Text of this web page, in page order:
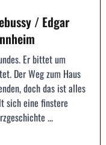
/ Edgar
Er bittet um
Der Weg zum Haus
doch das ist alles
sich eine finstere
...